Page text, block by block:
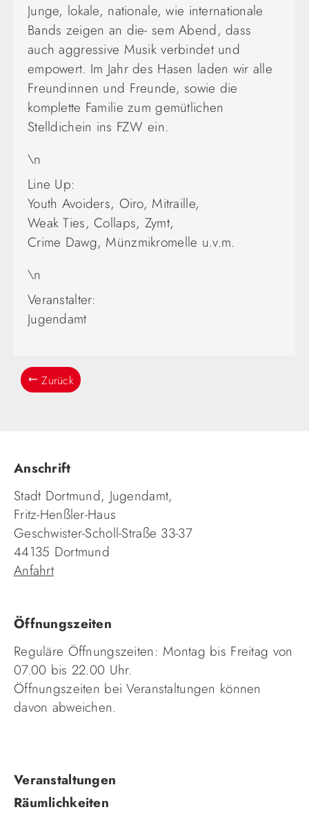
Junge, lokale, nationale, wie internationale
Bands zeigen an die- sem Abend, dass
auch aggressive Musik verbindet und
empowert. Im Jahr des Hasen laden wir alle
Freundinnen und Freunde, sowie die
komplette Familie zum gemütlichen
Stelldichein ins FZW ein.
\n
Line Up:
Youth Avoiders, Oiro, Mitraille,
Weak Ties, Collaps, Zymt,
Crime Dawg, Münzmikromelle u.v.m.
\n
Veranstalter:
Jugendamt
Zurück
Anschrift
Stadt Dortmund, Jugendamt,
Fritz-Henßler-Haus
Geschwister-Scholl-Straße 33-37
44135 Dortmund
Anfahrt
Öffnungszeiten
Reguläre Öffnungszeiten: Montag bis Freitag von
07.00 bis 22.00 Uhr.
Öffnungszeiten bei Veranstaltungen können
davon abweichen.
Navigation
überspringen
Veranstaltungen
Räumlichkeiten